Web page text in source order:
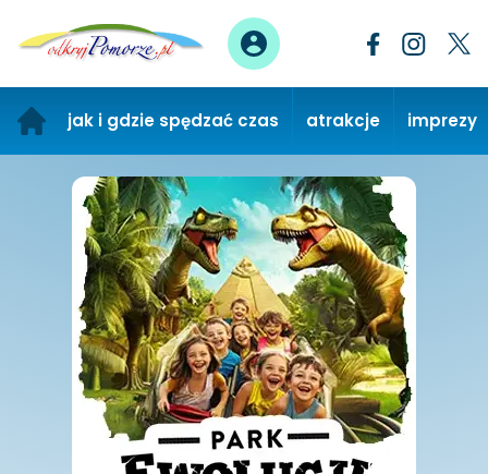
jak i gdzie spędzać czas atrakcje imprezy